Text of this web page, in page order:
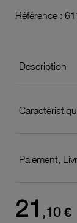
Référence :
Description
Paiement,
21 ,10 €